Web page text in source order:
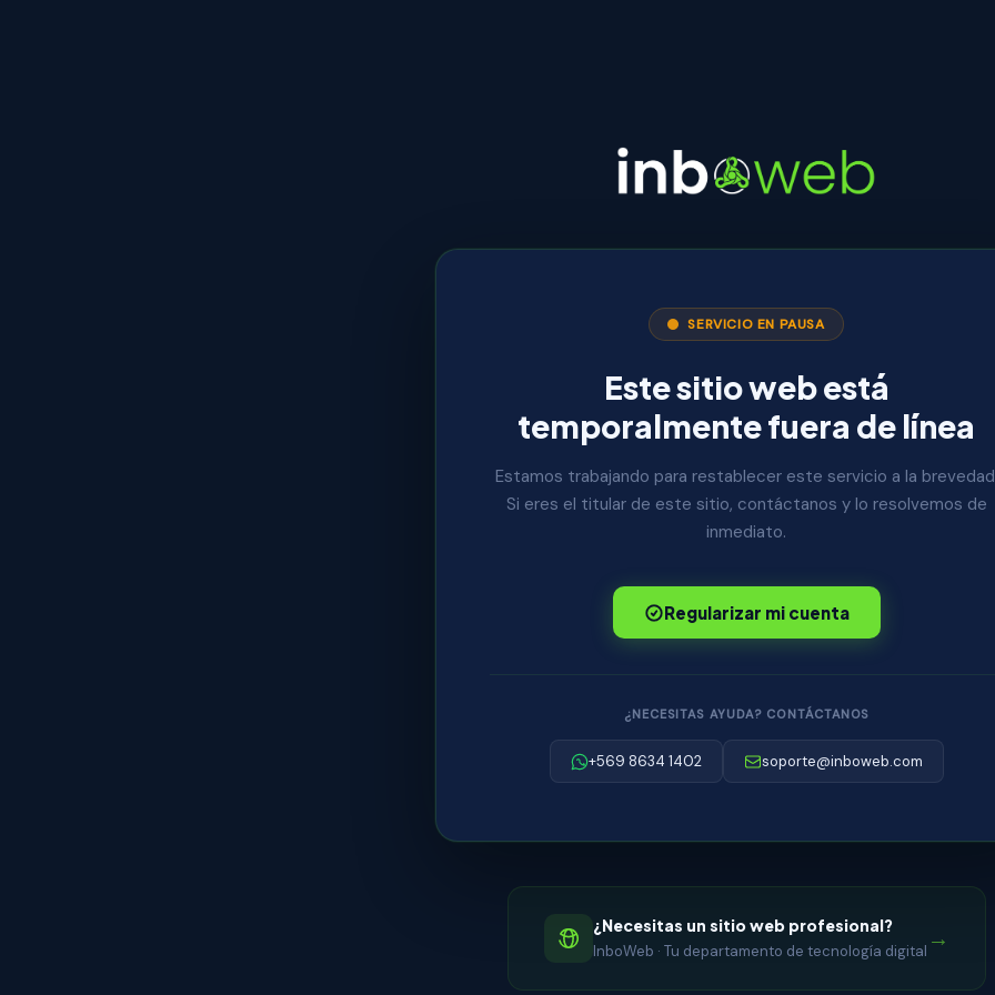
SERVICIO EN PAUSA
Este sitio web está
temporalmente fuera de línea
Estamos trabajando para restablecer este servicio a la
Si eres el titular de este sitio, contáctanos y lo resolvemos de
inmediato.
Regularizar mi cuenta
¿NECESITAS AYUDA? CONTÁCTANOS
+569 8634 1402 soporte@inboweb.com
¿Necesitas un sitio web profesional?
InboWeb · Tu departamento de tecnología digital →